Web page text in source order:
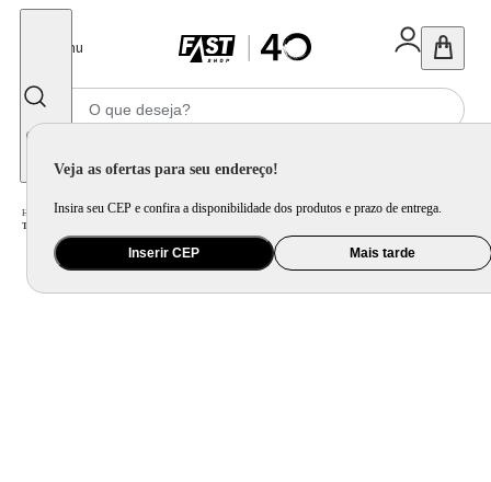
Menu
Veja as ofertas para seu endereço!
Insira seu CEP e confira a disponibilidade dos produtos e prazo de entrega.
Inserir CEP Mais tarde
Home Áudio / Caixa de Som Caixa de Som Torre e Party Speaker /
Torre de Som Mondial TM-2200 luzes Bluetooth0W RMS APP